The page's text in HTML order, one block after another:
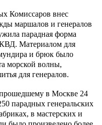
Комиссаров внес
маршалов и генералов
парадная форма
Материалом для
и брюк было
морской волны,
для генералов.
в Москве 24
парадных генеральских
в мастерских и